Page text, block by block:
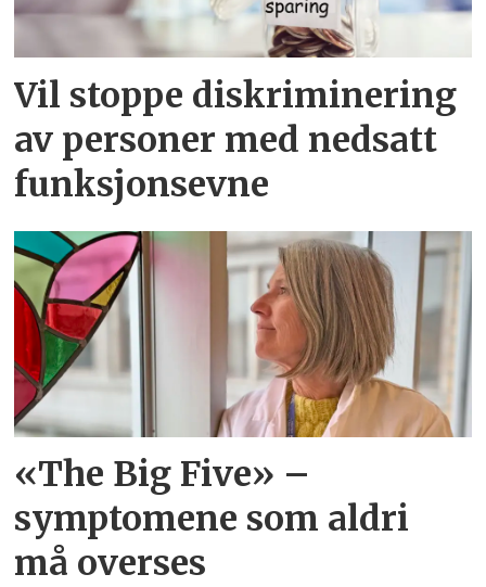
Vil stoppe diskriminering
av personer med nedsatt
funksjonsevne
«The Big Five» –
symptomene som aldri
må overses